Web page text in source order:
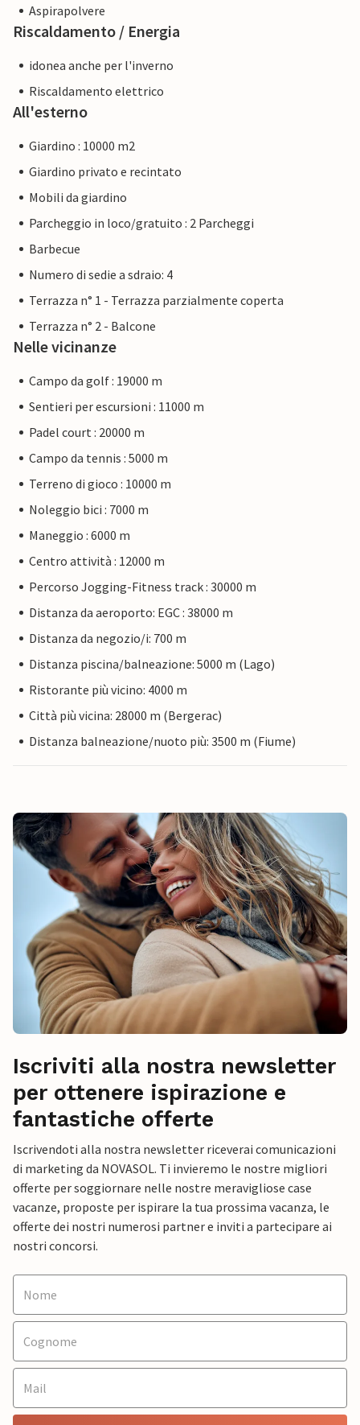
Aspirapolvere
Riscaldamento / Energia
idonea anche per l'inverno
Riscaldamento elettrico
All'esterno
Giardino : 10000 m2
Giardino privato e recintato
Mobili da giardino
Parcheggio in loco/gratuito : 2 Parcheggi
Barbecue
Numero di sedie a sdraio: 4
Terrazza n° 1 - Terrazza parzialmente coperta
Terrazza n° 2 - Balcone
Nelle vicinanze
Campo da golf : 19000 m
Sentieri per escursioni : 11000 m
Padel court : 20000 m
Campo da tennis : 5000 m
Terreno di gioco : 10000 m
Noleggio bici : 7000 m
Maneggio : 6000 m
Centro attività : 12000 m
Percorso Jogging-Fitness track : 30000 m
Distanza da aeroporto: EGC : 38000 m
Distanza da negozio/i: 700 m
Distanza piscina/balneazione: 5000 m (Lago)
Ristorante più vicino: 4000 m
Città più vicina: 28000 m (Bergerac)
Distanza balneazione/nuoto più: 3500 m (Fiume)
Iscriviti alla nostra newsletter
per ottenere ispirazione e
fantastiche offerte
Iscrivendoti alla nostra newsletter riceverai comunicazioni
di marketing da NOVASOL. Ti invieremo le nostre migliori
offerte per soggiornare nelle nostre meravigliose case
vacanze, proposte per ispirare la tua prossima vacanza, le
offerte dei nostri numerosi partner e inviti a partecipare ai
nostri concorsi.